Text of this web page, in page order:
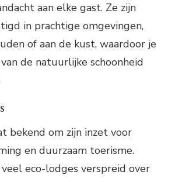
aan elke gast. Ze zijn
in prachtige omgevingen,
of aan de kust, waardoor je
de natuurlijke schoonheid
bekend om zijn inzet voor
en duurzaam toerisme.
eco-lodges verspreid over